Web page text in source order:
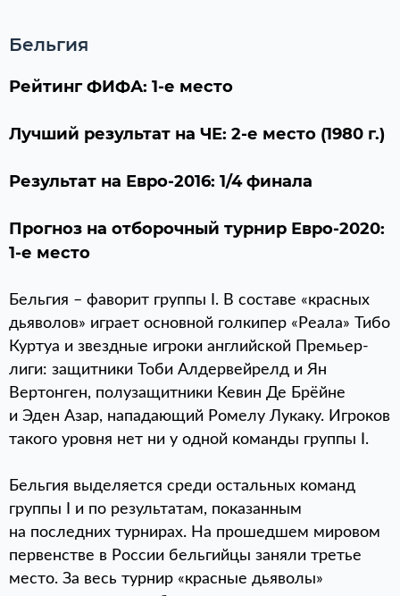
Бельгия
Рейтинг ФИФА: 1-е место
Лучший результат на ЧЕ: 2-е место (1980 г.)
Результат на Евро-2016: 1/4 финала
Прогноз на отборочный турнир Евро-2020:
1-е место
Бельгия – фаворит группы I. В составе «красных
дьяволов» играет основной голкипер «Реала» Тибо
Куртуа и звездные игроки английской Премьер-
лиги: защитники Тоби Алдервейрелд и Ян
Вертонген, полузащитники Кевин Де Брёйне
и Эден Азар, нападающий Ромелу Лукаку. Игроков
такого уровня нет ни у одной команды группы I.
Бельгия выделяется среди остальных команд
группы I и по результатам, показанным
на последних турнирах. На прошедшем мировом
первенстве в России бельгийцы заняли третье
место. За весь турнир «красные дьяволы»